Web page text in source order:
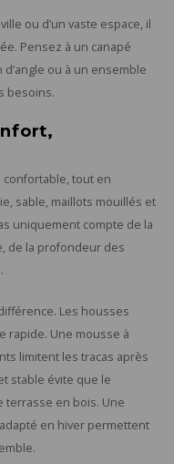
ou d’un vaste espace, il
Pensez à un canapé
ou à un ensemble
besoins.
confortable, tout en
sable, maillots mouillés et
uniquement compte de la
de la profondeur des
Les housses
rapide. Une mousse à
limitent les tracas après
stable évite que le
terrasse en bois. Une
en hiver permettent